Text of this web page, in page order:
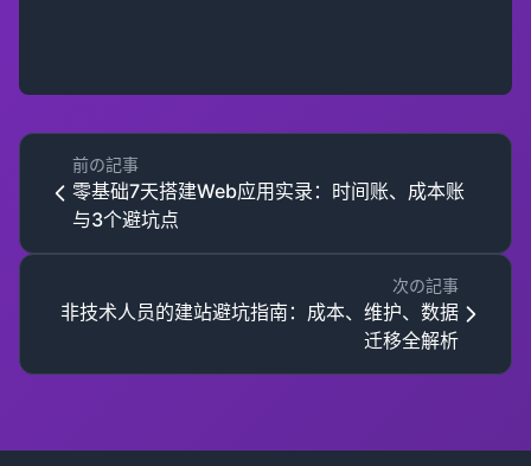
前の記事
零基础7天搭建Web应用实录：时间账、成本账
与3个避坑点
次の記事
非技术人员的建站避坑指南：成本、维护、数据
迁移全解析